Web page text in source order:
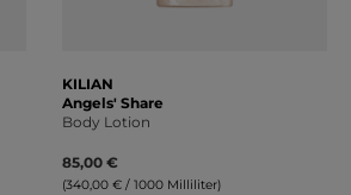
KILIAN
Angels' Share
Body Lotion
85,00 €
(340,00 € / 1000 Milliliter)